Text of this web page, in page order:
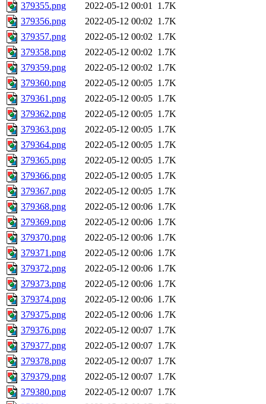
379355.png 2022-05-12 00:01 1.7K
379356.png
2022-05-12 00:02 1.7K
379357.png
2022-05-12 00:02 1.7K
379358.png
2022-05-12 00:02 1.7K
379359.png
2022-05-12 00:02 1.7K
379360.png
2022-05-12 00:05 1.7K
379361.png
2022-05-12 00:05 1.7K
379362.png
2022-05-12 00:05 1.7K
379363.png
2022-05-12 00:05 1.7K
379364.png
2022-05-12 00:05 1.7K
379365.png
2022-05-12 00:05 1.7K
379366.png
2022-05-12 00:05 1.7K
379367.png
2022-05-12 00:05 1.7K
379368.png
2022-05-12 00:06 1.7K
379369.png
2022-05-12 00:06 1.7K
379370.png
2022-05-12 00:06 1.7K
379371.png
2022-05-12 00:06 1.7K
379372.png
2022-05-12 00:06 1.7K
379373.png
2022-05-12 00:06 1.7K
379374.png
2022-05-12 00:06 1.7K
379375.png
2022-05-12 00:06 1.7K
379376.png
2022-05-12 00:07 1.7K
379377.png
2022-05-12 00:07 1.7K
379378.png
2022-05-12 00:07 1.7K
379379.png
2022-05-12 00:07 1.7K
379380.png
2022-05-12 00:07 1.7K